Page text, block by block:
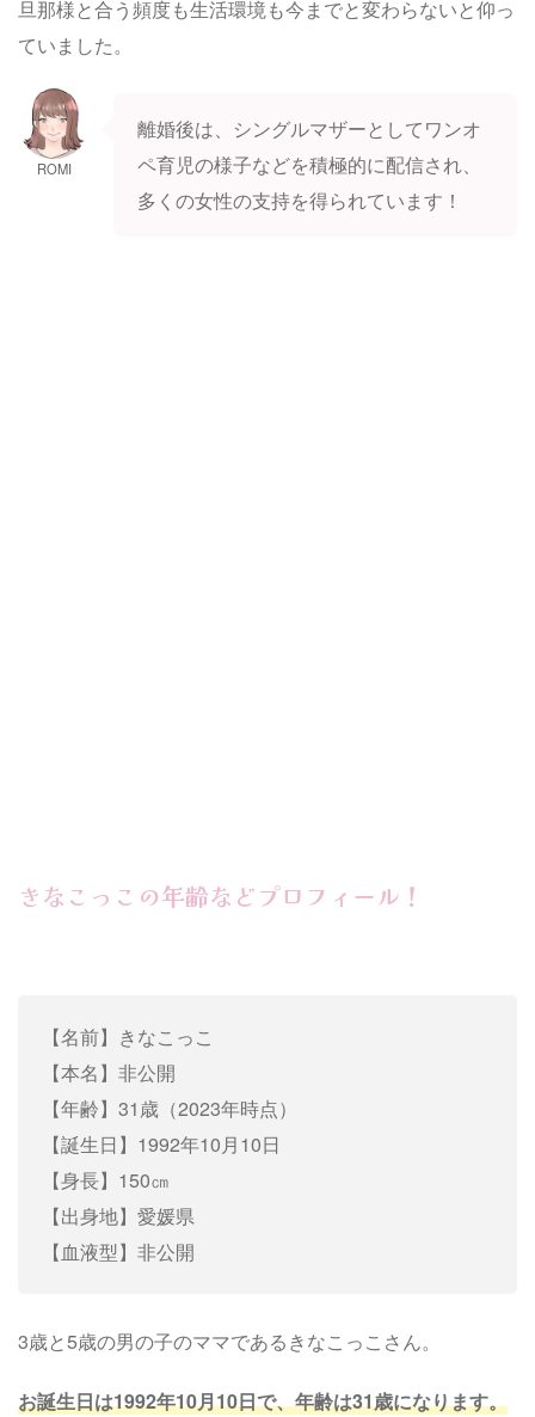
旦那様と合う頻度も生活環境も今までと変わらないと仰っ
ていました。
ROMI
離婚後は、シングルマザーとしてワンオ
ペ育児の様子などを積極的に配信され、
多くの女性の支持を得られています！
きなこっこの年齢などプロフィール！
【名前】きなこっこ
【本名】非公開
【年齢】31歳（2023年時点）
【誕生日】1992年10月10日
【身長】150㎝
【出身地】愛媛県
【血液型】非公開
3歳と5歳の男の子のママであるきなこっこさん。
お誕生日は1992年10月10日で、年齢は31歳になります。